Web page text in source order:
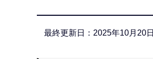
最終更新日：2025年10月20日